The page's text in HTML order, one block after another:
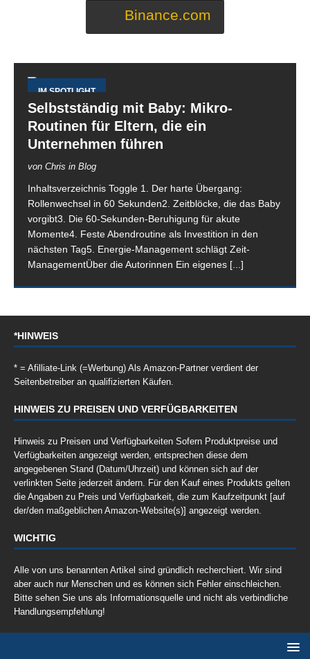
Binance.com
IM SPOTLIGHT
Selbstständig mit Baby: Mikro-
Routinen für Eltern, die ein
Unternehmen führen
von Chris in Blog
Inhaltsverzeichnis Toggle 1. Der harte Übergang:
Rollenwechsel in 60 Sekunden2. Zeitblöcke, die das Baby
vorgibt3. Die 60-Sekunden-Beruhigung für akute
Momente4. Feste Abendroutine als Investition in den
nächsten Tag5. Energie-Management schlägt Zeit-
ManagementÜber die Autorinnen Ein eigenes [...]
*HINWEIS
* = Afilliate-Link (=Werbung) Als Amazon-Partner verdient der
Seitenbetreiber an qualifizierten Käufen.
HINWEIS ZU PREISEN UND VERFÜGBARKEITEN
Hinweis zu Preisen und Verfügbarkeiten Sofern Produktpreise und
Verfügbarkeiten angezeigt werden, entsprechen diese dem
angegebenen Stand (Datum/Uhrzeit) und können sich auf der
verlinkten Seite jederzeit ändern. Für den Kauf eines Produkts gelten
die Angaben zu Preis und Verfügbarkeit, die zum Kaufzeitpunkt [auf
der/den maßgeblichen Amazon-Website(s)] angezeigt werden.
WICHTIG
Alle von uns benannten Artikel sind gründlich recherchiert. Wir sind
aber auch nur Menschen und es können sich Fehler einschleichen.
Bitte sehen Sie uns als Informationsquelle und nicht als verbindliche
Handlungsempfehlung!